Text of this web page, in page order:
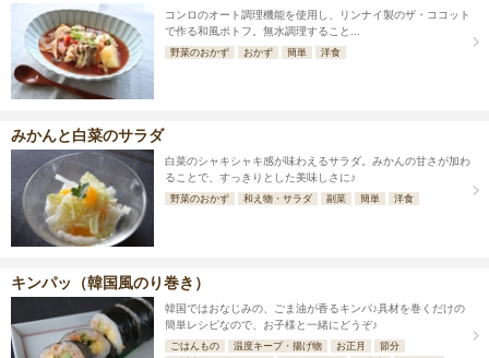
コンロのオート調理機能を使用し、リンナイ製のザ・ココット
で作る和風ポトフ。無水調理すること...
野菜のおかず おかず 簡単 洋食
みかんと白菜のサラダ
白菜のシャキシャキ感が味わえるサラダ。みかんの甘さが加わ
ることで、すっきりとした美味しさに♪
野菜のおかず 和え物・サラダ 副菜 簡単 洋食
キンパッ（韓国風のり巻き）
韓国ではおなじみの、ごま油が香るキンパ♪具材を巻くだけの
簡単レシピなので、お子様と一緒にどうぞ♪
ごはんもの 温度キープ・揚げ物 お正月
節分